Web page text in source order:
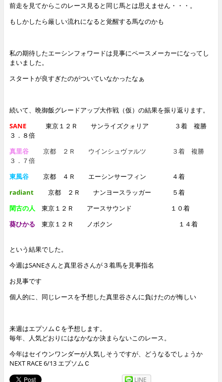
前走を見てからこのレース見ると同じ馬とは思えません・・・。
もしかしたら厳しい流れになると覚醒する馬なのかも
私の期待したエーシンフォワードは見事にペースメーカーになってし
まいました。
スタートが良すぎたのがついていなかったなぁ
続いて、晩御飯グレードアップ大作戦（仮）の結果を振り返ります。
SANE 東京１２Ｒ サンライズクォリア ３着 複勝
３．８倍
真里谷
京都 ２Ｒ ウインシュヴァルツ ３着 複勝
３．７倍
東風谷
京都 ４Ｒ エーシンサーフィン ４着
radiant
京都 ２Ｒ ナンヨースラッガー ５着
閑古の人
東京１２Ｒ アースサウンド １０着
葵ひかる 東京１２Ｒ ノボクン １４着
という結果でした。
今週はSANEさんと真里谷さんが３着馬を見事指名
お見事です
個人的に、同じレースを予想した真里谷さんに負けたのが悔しい
来週はエプソムＣを予想します。
毎年、人気どおりにはなかなか決まらないこのレース。
今年はセイウンワンダーが人気しそうですが、どうなるでしょうか
NEXT RACE 6/13 エプソムＣ
LINE